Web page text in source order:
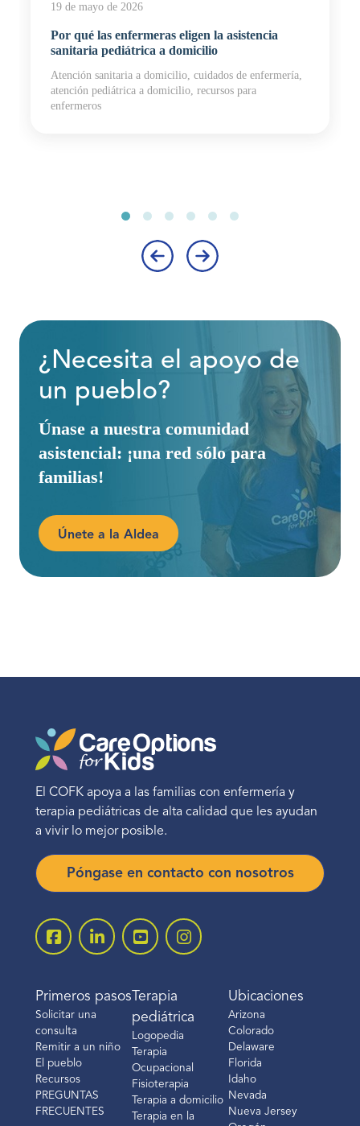
19 de mayo de 2026
Por qué las enfermeras eligen la asistencia
sanitaria pediátrica a domicilio
Atención sanitaria a domicilio, cuidados de enfermería,
atención pediátrica a domicilio, recursos para
enfermeros
¿Necesita el apoyo de
un pueblo?
Únase a nuestra comunidad
asistencial: ¡una red sólo para
familias!
Únete a la Aldea
El COFK apoya a las familias con enfermería y
terapia pediátricas de alta calidad que les ayudan
a vivir lo mejor posible.
Póngase en contacto con nosotros
Primeros pasos
Solicitar una
consulta
Remitir a un niño
El pueblo
Recursos
PREGUNTAS
FRECUENTES
Terapia
pediátrica
Logopedia
Terapia
Ocupacional
Fisioterapia
Terapia a domicilio
Terapia en la
Ubicaciones
Arizona
Colorado
Delaware
Florida
Idaho
Nevada
Nueva Jersey